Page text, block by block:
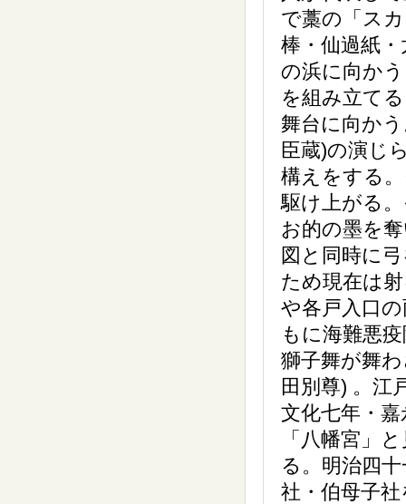
で藁の「ス
棒・仙過紙
の浜に向か
を組み立て
舞台に向か
臣蔵)の演じ
構えをする
駆け上がる
お的の墨を
図と同時に
ため現在は
や各戸入口
もに海難悪
獅子舞が舞
田別尊) 。江
文化七年・
「八幡宮」
る。明治四
社・伯母子